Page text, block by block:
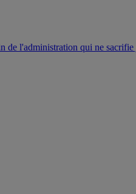
de l'administration qui ne